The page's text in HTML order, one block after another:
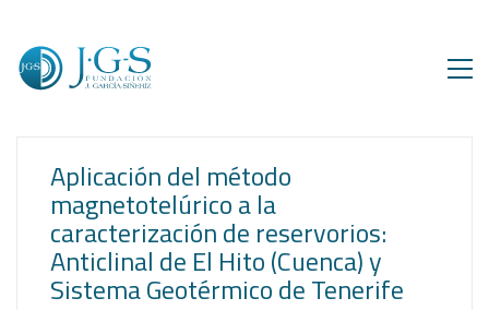
Aplicación del método
magnetotelúrico a la
caracterización de reservorios:
Anticlinal de El Hito (Cuenca) y
Sistema Geotérmico de Tenerife